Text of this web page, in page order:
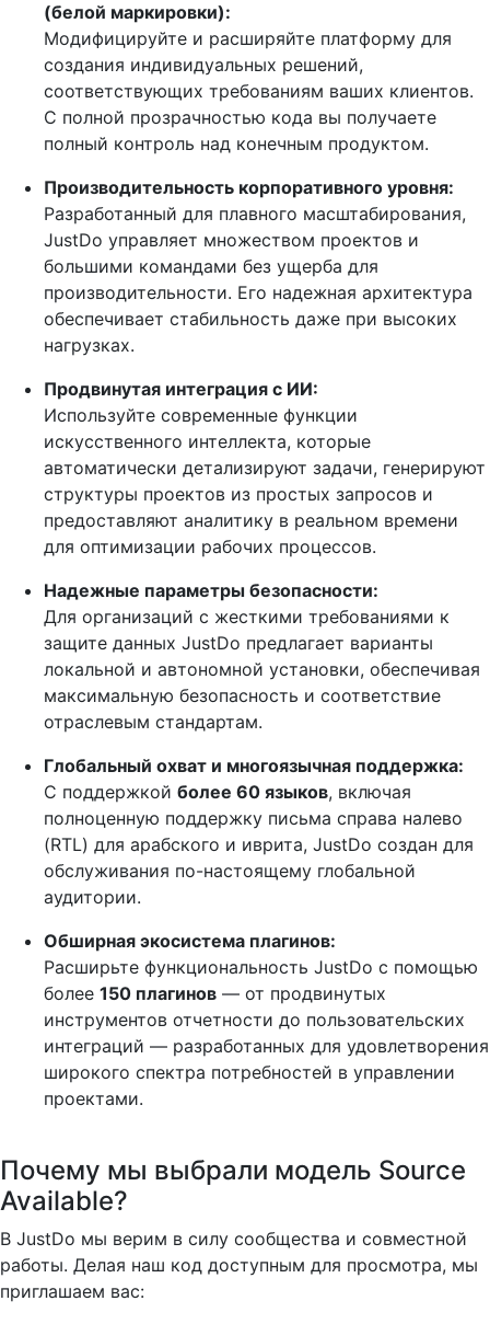
(белой маркировки):
Модифицируйте и расширяйте платформу для
создания индивидуальных решений,
соответствующих требованиям ваших клиентов.
С полной прозрачностью кода вы получаете
полный контроль над конечным продуктом.
Производительность корпоративного уровня:
Разработанный для плавного масштабирования,
JustDo управляет множеством проектов и
большими командами без ущерба для
производительности. Его надежная архитектура
обеспечивает стабильность даже при высоких
нагрузках.
Продвинутая интеграция с ИИ:
Используйте современные функции
искусственного интеллекта, которые
автоматически детализируют задачи, генерируют
структуры проектов из простых запросов и
предоставляют аналитику в реальном времени
для оптимизации рабочих процессов.
Надежные параметры безопасности:
Для организаций с жесткими требованиями к
защите данных JustDo предлагает варианты
локальной и автономной установки, обеспечивая
максимальную безопасность и соответствие
отраслевым стандартам.
Глобальный охват и многоязычная поддержка:
С поддержкой более 60 языков, включая
полноценную поддержку письма справа налево
(RTL) для арабского и иврита, JustDo создан для
обслуживания по-настоящему глобальной
аудитории.
Обширная экосистема плагинов:
Расширьте функциональность JustDo с помощью
более 150 плагинов — от продвинутых
инструментов отчетности до пользовательских
интеграций — разработанных для удовлетворения
широкого спектра потребностей в управлении
проектами.
Почему мы выбрали модель Source
Available?
В JustDo мы верим в силу сообщества и совместной
работы. Делая наш код доступным для просмотра, мы
приглашаем вас: